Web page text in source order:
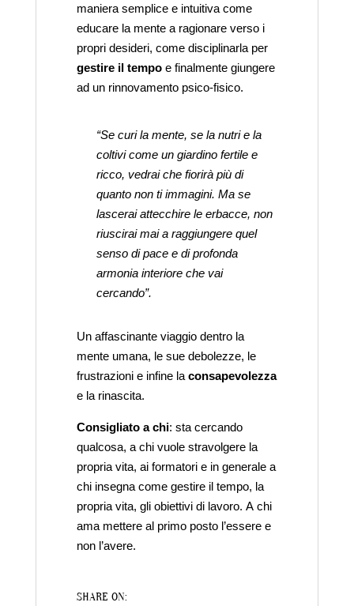
maniera semplice e intuitiva come
educare la mente a ragionare verso i
propri desideri, come disciplinarla per
gestire il tempoe finalmente giungere
ad un rinnovamento psico-fisico.
“Se curi la mente, se la nutri e la
coltivi come un giardino fertile e
ricco, vedrai che fiorirà più di
quanto non ti immagini. Ma se
lascerai attecchire le erbacce, non
riuscirai mai a raggiungere quel
senso di pace e di profonda
armonia interiore che vai
cercando”.
Un affascinante viaggio dentro la
mente umana, le sue debolezze, le
frustrazioni e infine la consapevolezza
e la rinascita.
Consigliato a chi: sta cercando
qualcosa, a chi vuole stravolgere la
propria vita, ai formatori e in generale a
chi insegna come gestire il tempo, la
propria vita, gli obiettivi di lavoro. A chi
ama mettere al primo posto l’essere e
non l’avere.
SHARE ON: